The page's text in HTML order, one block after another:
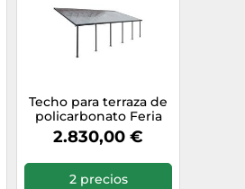
Techo para terraza de
policarbonato Feria
Palram - Canopia 3 x
9,71 m gris
2.830,00 €
2 precios